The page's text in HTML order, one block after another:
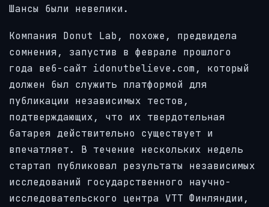
Шансы были невелики.
Компания Donut Lab, похоже, предвидела
сомнения, запустив в феврале прошлого
года веб-сайт idonutbelieve.com, который
должен был служить платформой для
публикации независимых тестов,
подтверждающих, что их твердотельная
батарея действительно существует и
впечатляет. В течение нескольких недель
стартап публиковал результаты независимых
исследований государственного научно-
исследовательского центра VTT Финляндии,